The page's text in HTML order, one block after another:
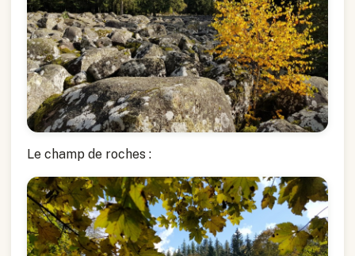
Le champ de roches :